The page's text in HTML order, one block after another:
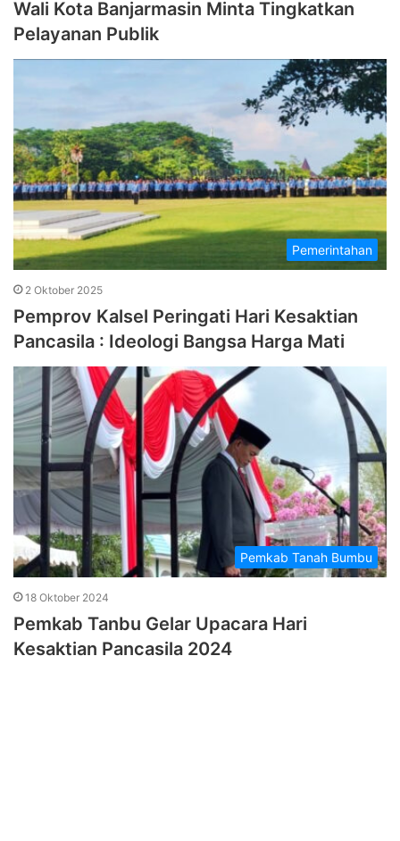
Wali Kota Banjarmasin Minta Tingkatkan
Pelayanan Publik
Pemerintahan
2 Oktober 2025
Pemprov Kalsel Peringati Hari Kesaktian
Pancasila : Ideologi Bangsa Harga Mati
Pemkab Tanah Bumbu
18 Oktober 2024
Pemkab Tanbu Gelar Upacara Hari
Kesaktian Pancasila 2024